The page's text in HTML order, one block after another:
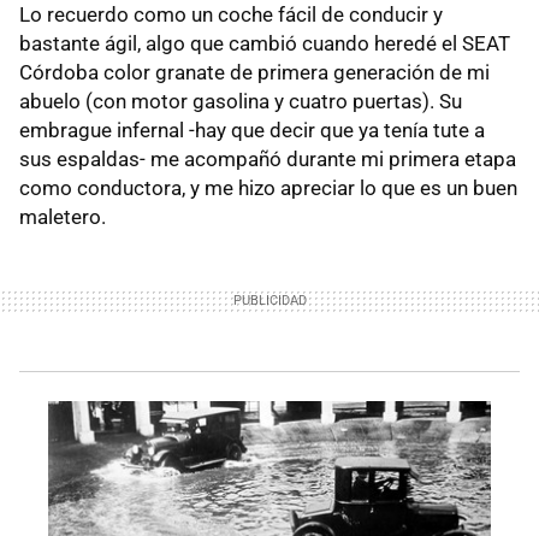
Lo recuerdo como un coche fácil de conducir y
bastante ágil, algo que cambió cuando heredé el SEAT
Córdoba color granate de primera generación de mi
abuelo (con motor gasolina y cuatro puertas). Su
embrague infernal -hay que decir que ya tenía tute a
sus espaldas- me acompañó durante mi primera etapa
como conductora, y me hizo apreciar lo que es un buen
maletero.